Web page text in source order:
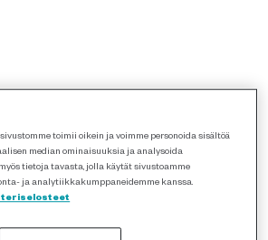
toimii oikein ja voimme personoida sisältöä
median ominaisuuksia ja analysoida
tietoja tavasta, jolla käytät sivustoamme
ja analytiikkakumppaneidemme kanssa.